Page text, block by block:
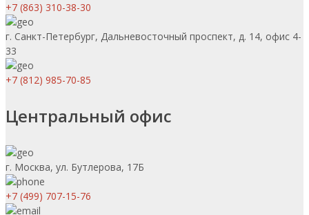
+7 (863) 310-38-30
г. Санкт-Петербург, Дальневосточный проспект, д. 14, офис 4-
33
+7 (812) 985-70-85
Центральный офис
г. Москва, ул. Бутлерова, 17Б
+7 (499) 707-15-76